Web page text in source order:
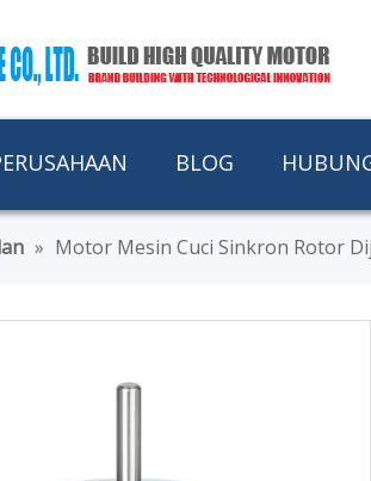
BLOG
» Motor Mesin Cuci Sinkron Rotor